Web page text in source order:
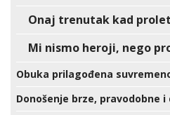
Onaj trenutak kad
Mi nismo heroji, nego
Obuka prilagođena
Donošenje brze, pravodobne